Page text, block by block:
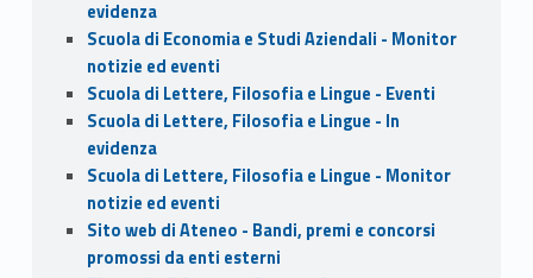
evidenza
Scuola di Economia e Studi Aziendali - Monitor
notizie ed eventi
Scuola di Lettere, Filosofia e Lingue - Eventi
Scuola di Lettere, Filosofia e Lingue - In
evidenza
Scuola di Lettere, Filosofia e Lingue - Monitor
notizie ed eventi
Sito web di Ateneo - Bandi, premi e concorsi
promossi da enti esterni